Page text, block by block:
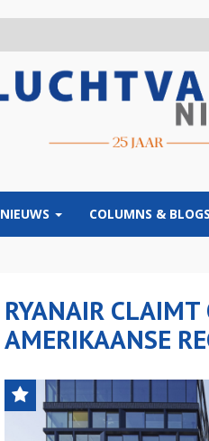
NIEUWS COLUMNS & BLOGS
RYANAIR
AMERIKAANSE